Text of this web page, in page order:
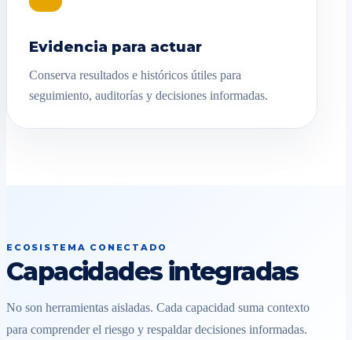
Evidencia para actuar
Conserva resultados e históricos útiles para
seguimiento, auditorías y decisiones informadas.
ECOSISTEMA CONECTADO
Capacidades integradas
No son herramientas aisladas. Cada capacidad suma contexto
para comprender el riesgo y respaldar decisiones informadas.